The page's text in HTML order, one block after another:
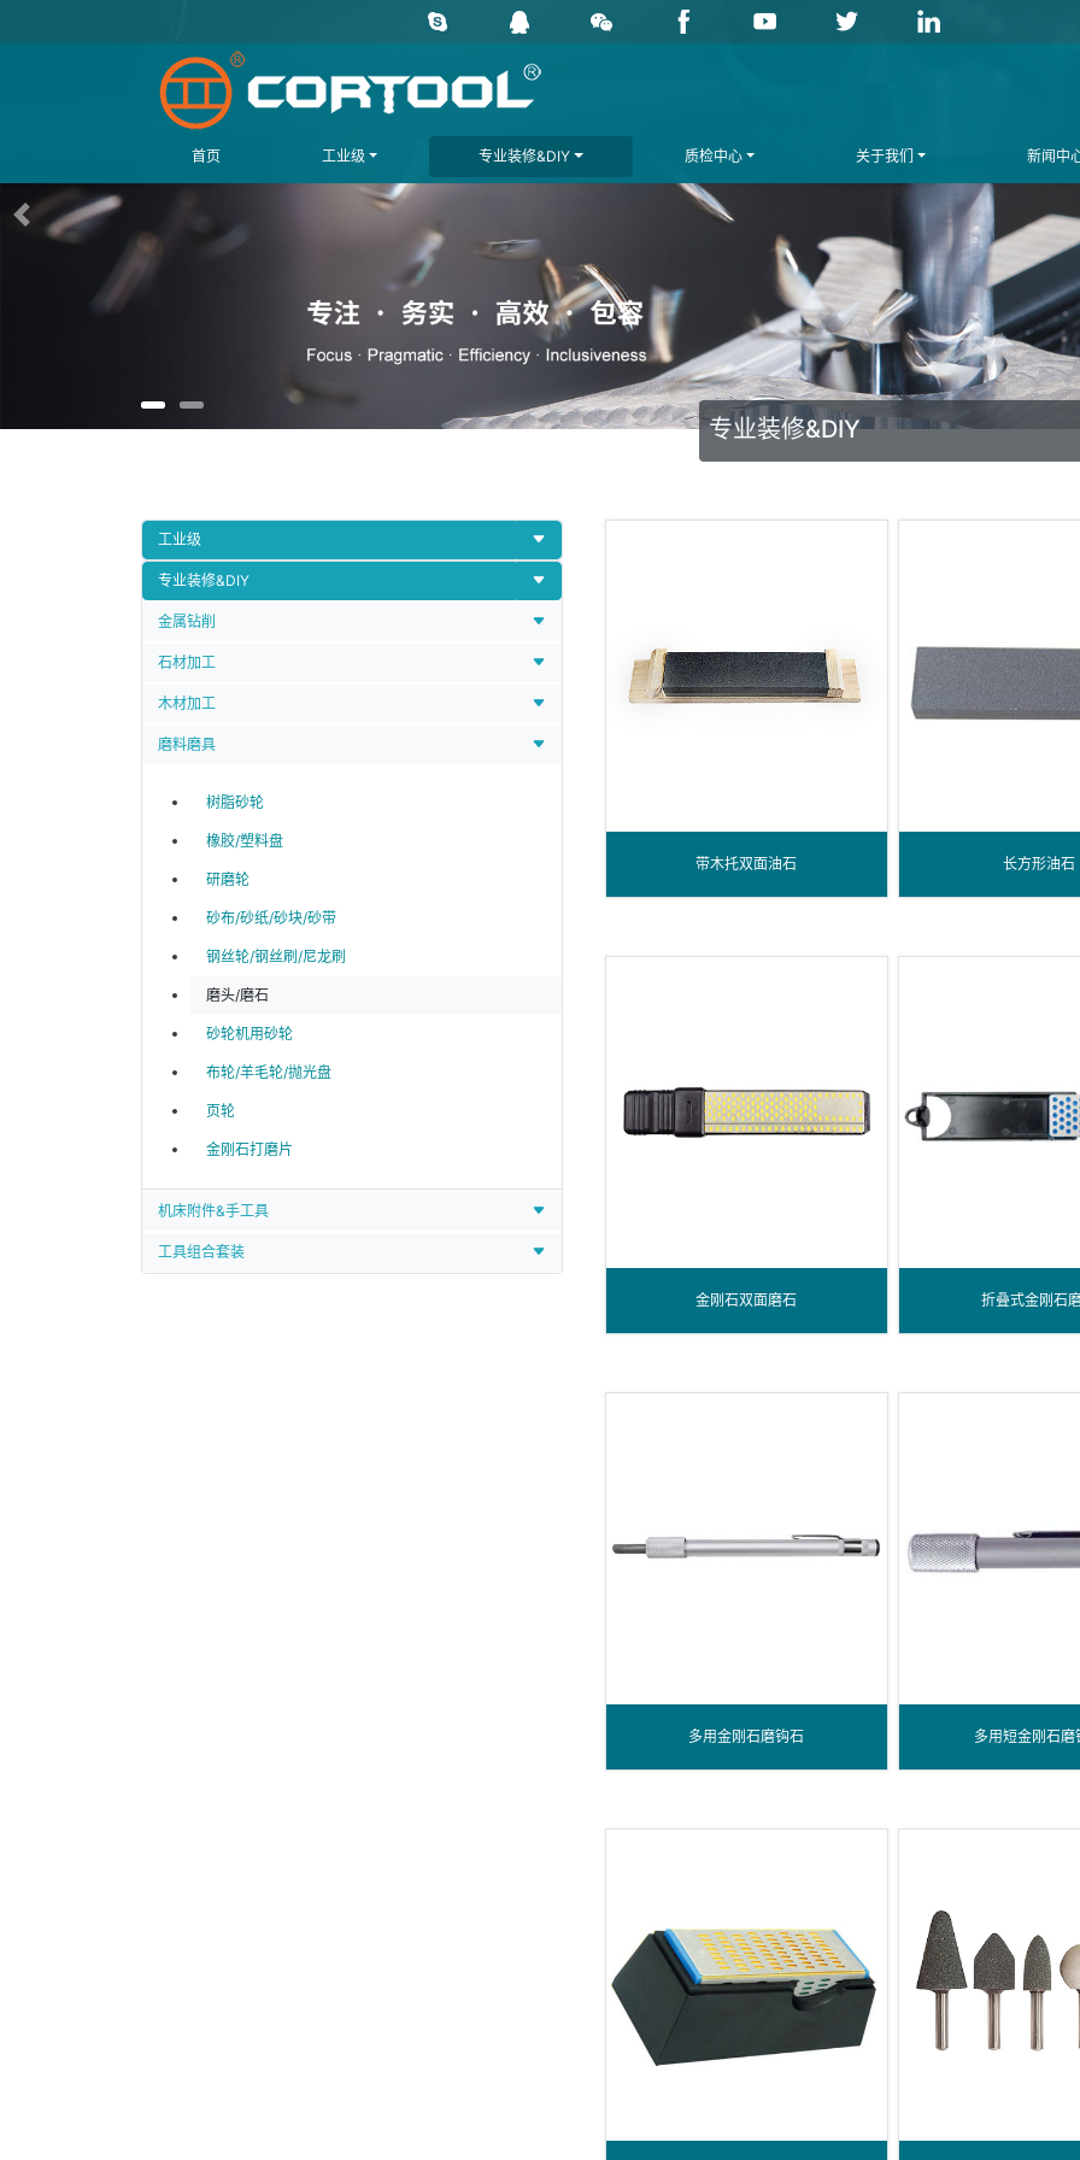
首页 工业级 专业装修&DIY 质检中心 关于我们 新闻中
上一页
专业装修&DIY
工业级
专业装修&DIY
金属钻削
石材加工
木材加工
磨料磨具
树脂砂轮
橡胶/塑料盘
研磨轮
砂布/砂纸/砂块/砂带
钢丝轮/钢丝刷/尼龙刷
磨头/磨石
砂轮机用砂轮
布轮/羊毛轮/抛光盘
页轮
金刚石打磨片
机床附件&手工具
工具组合套装
带木托双面油石 长方形油石
金刚石双面磨石 折叠式金刚石
多用金刚石磨钩石 多用短金刚石磨